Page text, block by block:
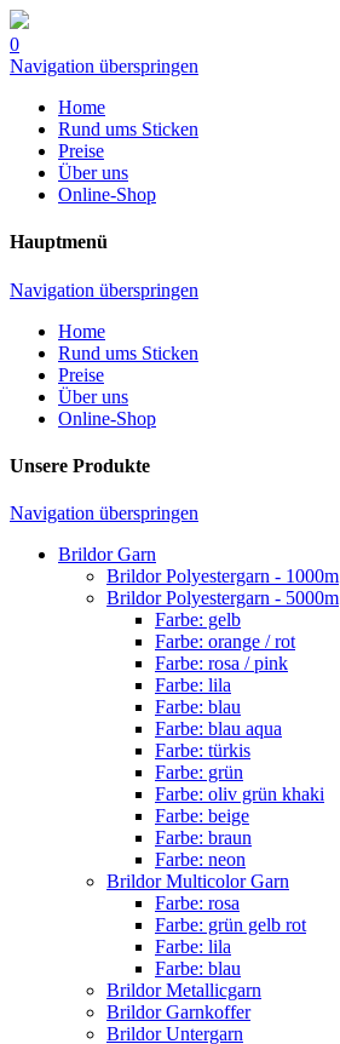
0
Navigation überspringen
Home
Rund ums Sticken
Preise
Über uns
Online-Shop
Hauptmenü
Navigation überspringen
Home
Rund ums Sticken
Preise
Über uns
Online-Shop
Unsere Produkte
Navigation überspringen
Brildor Garn
Brildor Polyestergarn - 1000m
Brildor Polyestergarn - 5000m
Farbe: gelb
Farbe: orange / rot
Farbe: rosa / pink
Farbe: lila
Farbe: blau
Farbe: blau aqua
Farbe: türkis
Farbe: grün
Farbe: oliv grün khaki
Farbe: beige
Farbe: braun
Farbe: neon
Brildor Multicolor Garn
Farbe: rosa
Farbe: grün gelb rot
Farbe: lila
Farbe: blau
Brildor Metallicgarn
Brildor Garnkoffer
Brildor Untergarn